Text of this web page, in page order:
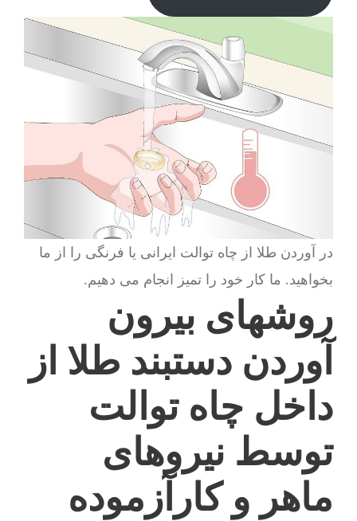
در آوردن طلا از چاه توالت ایرانی یا فرنگی را از ما
بخواهید. ما کار خود را تمیز انجام می دهیم.
روشهای بیرون
آوردن دستبند طلا از
داخل چاه توالت
توسط نیروهای
ماهر و کارآزموده